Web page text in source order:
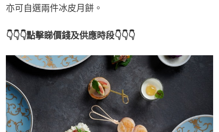
亦可自選兩件冰皮月餅。
👇👇👇點擊睇價錢及供應時段👇👇👇